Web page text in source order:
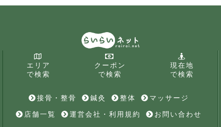
エリア
で検索
クーポン
で検索
現在地
で検索
接骨・整骨 鍼灸 整体
マッサージ
店舗一覧
運営会社・利用規約 お問い合わせ